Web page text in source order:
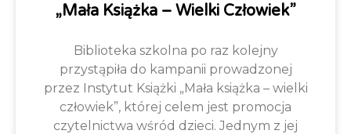
„Mała Książka – Wielki Człowiek”
Biblioteka szkolna po raz kolejny
przystąpiła do kampanii prowadzonej
przez Instytut Książki „Mała książka – wielki
człowiek”, której celem jest promocja
czytelnictwa wśród dzieci. Jednym z jej